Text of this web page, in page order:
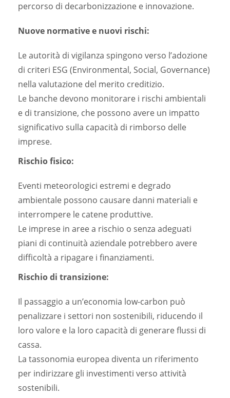
percorso di decarbonizzazione e innovazione.
Nuove normative e nuovi rischi:
Le autorità di vigilanza spingono verso l’adozione
di criteri ESG (Environmental, Social, Governance)
nella valutazione del merito creditizio.
Le banche devono monitorare i rischi ambientali
e di transizione, che possono avere un impatto
significativo sulla capacità di rimborso delle
imprese.
Rischio fisico:
Eventi meteorologici estremi e degrado
ambientale possono causare danni materiali e
interrompere le catene produttive.
Le imprese in aree a rischio o senza adeguati
piani di continuità aziendale potrebbero avere
difficoltà a ripagare i finanziamenti.
Rischio di transizione:
Il passaggio a un’economia low-carbon può
penalizzare i settori non sostenibili, riducendo il
loro valore e la loro capacità di generare flussi di
cassa.
La tassonomia europea diventa un riferimento
per indirizzare gli investimenti verso attività
sostenibili.